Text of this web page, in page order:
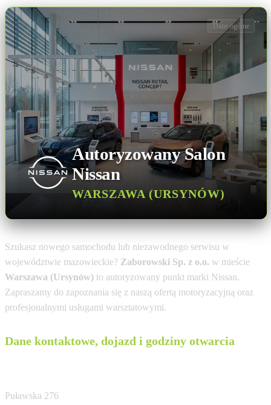
Autoryzowany Salon
Nissan
WARSZAWA (URSYNÓW)
Dane ogólne
Szukasz nowego samochodu lub niezawodnego serwisu w
województwie mazowieckie? Zaborowski Sp. z o.o. w mieście
Warszawa (Ursynów) to autoryzowany punkt marki Nissan.
Zapraszamy do zapoznania się z naszą ofertą motoryzacyjną oraz
profesjonalnymi usługami warsztatowymi.
Dane kontaktowe, dojazd i godziny otwarcia
Puławska 276